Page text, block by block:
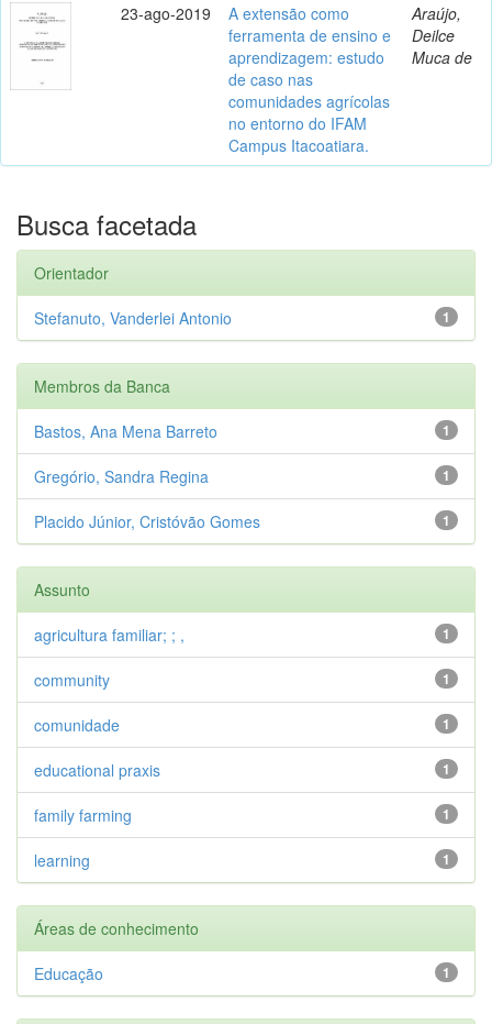
23-ago-2019
A extensão como
ferramenta de ensino e
aprendizagem: estudo
de caso nas
comunidades agrícolas
no entorno do IFAM
Campus Itacoatiara.
Araújo,
Deilce
Muca de
Busca facetada
Orientador
1
Stefanuto, Vanderlei Antonio
Membros da Banca
1
Bastos, Ana Mena Barreto
1
Gregório, Sandra Regina
1
Placido Júnior, Cristóvão Gomes
Assunto
1
agricultura familiar; ; ,
1
community
1
comunidade
1
educational praxis
1
family farming
1
learning
Áreas de conhecimento
1
Educação